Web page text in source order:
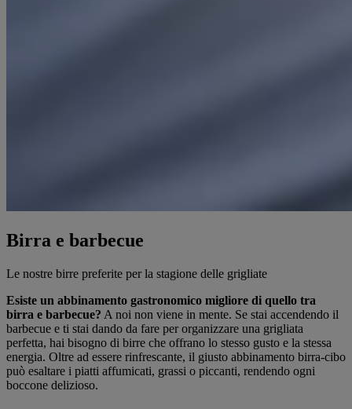
Birra e barbecue
Le nostre birre preferite per la stagione delle grigliate
Esiste un abbinamento gastronomico migliore di quello tra
birra e barbecue? A noi non viene in mente. Se stai accendendo il
barbecue e ti stai dando da fare per organizzare una grigliata
perfetta, hai bisogno di birre che offrano lo stesso gusto e la stessa
energia. Oltre ad essere rinfrescante, il giusto abbinamento birra-cibo
può esaltare i piatti affumicati, grassi o piccanti, rendendo ogni
boccone delizioso.